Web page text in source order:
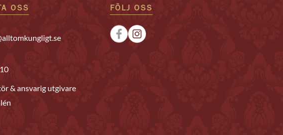
OSS
& ansvarig utgivare
FÖLJ OSS